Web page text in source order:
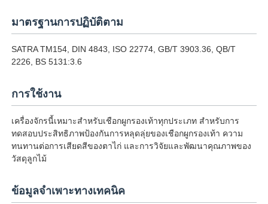
เครื่องทดสอบแรงกระแทก
อุปกรณ์ทดสอบยาง
อุปกรณ์ทดสอบรองเท้า
อุปกรณ์ทดสอบวัสดุก่อสร้าง
มาตรฐานการปฏิบัติตาม
SATRA TM154, DIN 4843, ISO 22774, GB/T 3903.36, QB/T
2226, BS 5131:3.6
การใช้งาน
เครื่องจักรนี้เหมาะสำหรับเชือกผูกรองเท้าทุกประเภท สำหรับการ
ทดสอบประสิทธิภาพป้องกันการหลุดลุ่ยของเชือกผูกรองเท้า ความ
ทนทานต่อการเสียดสีของตาไก่ และการวิจัยและพัฒนาคุณภาพของ
วัสดุลูกไม้
ข้อมูลจำเพาะทางเทคนิค